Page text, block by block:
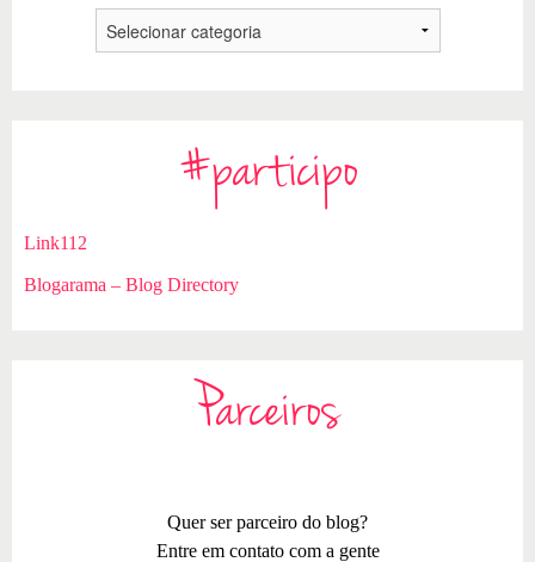
#participo
Link112
Blogarama – Blog Directory
Parceiros
Quer ser parceiro do blog?
Entre em contato com a gente